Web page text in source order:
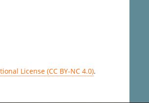
License (CC BY-NC 4.0).